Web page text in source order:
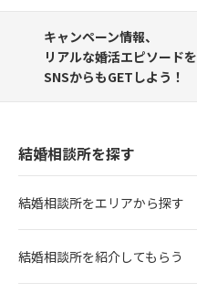
キャンペーン情報、
リアルな婚活エピソードを
SNSからもGETしよう！
結婚相談所を探す
結婚相談所をエリアから探す
結婚相談所を紹介してもらう